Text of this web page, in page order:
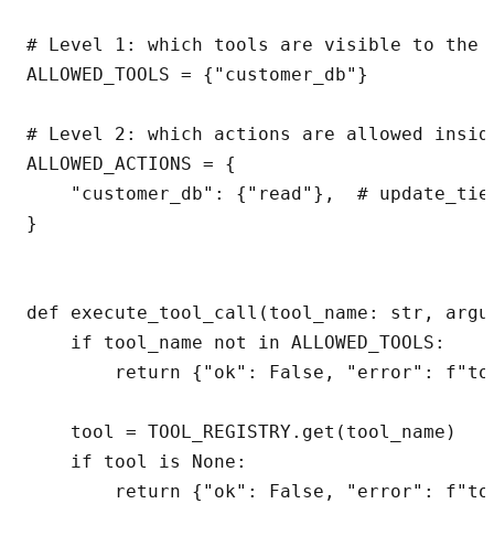
# Level 1: which tools are visible to the
ALLOWED_TOOLS = {"customer_db"}
# Level 2: which actions are allowed
ALLOWED_ACTIONS = {
"customer_db": {"read"},  #
}
def execute_tool_call(tool_name: str,
    if tool_name not in ALLOWED_TOOLS:
return {"ok": False, "error":
    tool = TOOL_REGISTRY.get(tool_name)
    if tool is None:
return {"ok": False, "error":